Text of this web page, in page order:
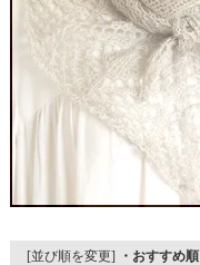
[並び順を変更] ・おすすめ順